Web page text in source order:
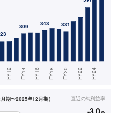
期〜2025年12月期）
直近の純利益率